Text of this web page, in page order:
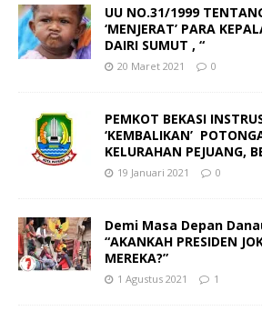
UU NO.31/1999
‘MENJERAT’ PARA
DAIRI SUMUT , “
20 Maret 2021 0
PEMKOT BEKASI
‘KEMBALIKAN’
KELURAHAN PEJUANG,
19 Januari 2021 0
Demi Masa Depan
“AKANKAH PRESIDEN
MEREKA?”
1 Agustus 2021 1